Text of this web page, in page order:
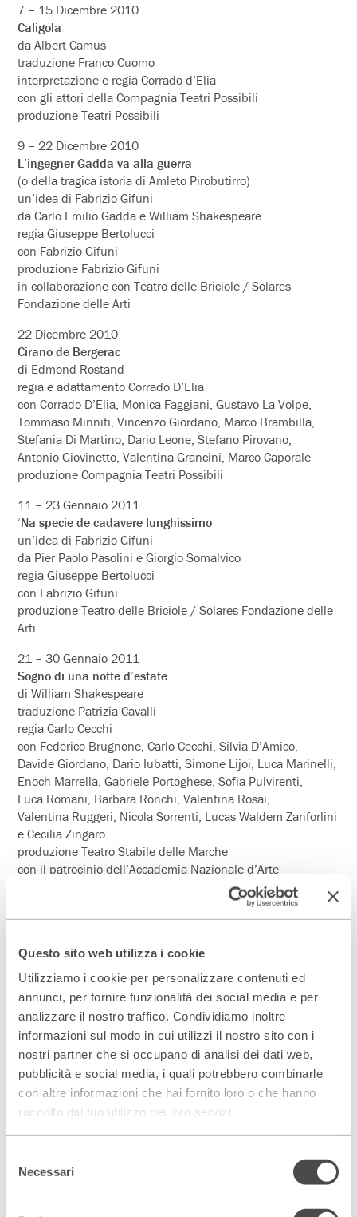
Questo sito web utilizza i cookie
Utilizziamo i cookie per personalizzare contenuti ed
annunci, per fornire funzionalità dei social media e per
analizzare il nostro traffico. Condividiamo inoltre
informazioni sul modo in cui utilizzi il nostro sito con i
nostri partner che si occupano di analisi dei dati web,
pubblicità e social media, i quali potrebbero combinarle
con altre informazioni che hai fornito loro o che hanno
raccolto dal tuo utilizzo dei loro servizi.
delNecessari
7 – 15 Dicembre 2010
Caligola
da Albert Camus
traduzione Franco Cuomo
interpretazione e regia Corrado d’Elia
con gli attori della Compagnia Teatri Possibili
produzione Teatri Possibili
9 – 22 Dicembre 2010
L’ingegner Gadda va alla guerra
(o della tragica istoria di Amleto Pirobutirro)
un’idea di Fabrizio Gifuni
da Carlo Emilio Gadda e William Shakespeare
regia Giuseppe Bertolucci
con Fabrizio Gifuni
produzione Fabrizio Gifuni
in collaborazione con Teatro delle Briciole / Solares
Fondazione delle Arti
22 Dicembre 2010
Cirano de Bergerac
di Edmond Rostand
regia e adattamento Corrado D’Elia
con Corrado D’Elia, Monica Faggiani, Gustavo La Volpe,
Tommaso Minniti, Vincenzo Giordano, Marco Brambilla,
Stefania Di Martino, Dario Leone, Stefano Pirovano,
Antonio Giovinetto, Valentina Grancini, Marco Caporale
produzione Compagnia Teatri Possibili
11 – 23 Gennaio 2011
‘Na specie de cadavere lunghissimo
un’idea di Fabrizio Gifuni
da Pier Paolo Pasolini e Giorgio Somalvico
regia Giuseppe Bertolucci
con Fabrizio Gifuni
produzione Teatro delle Briciole / Solares Fondazione delle
Arti
21 – 30 Gennaio 2011
Sogno di una notte d’estate
di William Shakespeare
traduzione Patrizia Cavalli
regia Carlo Cecchi
con Federico Brugnone, Carlo Cecchi, Silvia D’Amico,
Davide Giordano, Dario Iubatti, Simone Lijoi, Luca Marinelli,
Enoch Marrella, Gabriele Portoghese, Sofia Pulvirenti,
Luca Romani, Barbara Ronchi, Valentina Rosai,
Valentina Ruggeri, Nicola Sorrenti, Lucas Waldem Zanforlini
e Cecilia Zingaro
produzione Teatro Stabile delle Marche
con il patrocinio dell’Accademia Nazionale d’Arte
25 Gennaio – 6 Febbraio 2011
La Sirena
drammaturgia Luca Zingaretti
produzione Zocotocosrl
4 – 6 Febbraio 2011
Madrigale appena narrabile
per voce e violoncello
di Chiara Guidi e Scott Gibbons
su testi di Claudia Castellucci
Masotti
e le voci dei partecipanti al Laboratorio condotto da Chiara
Guidi
produzione Socìetas Raffaello Sanzio / Emilia Romagna